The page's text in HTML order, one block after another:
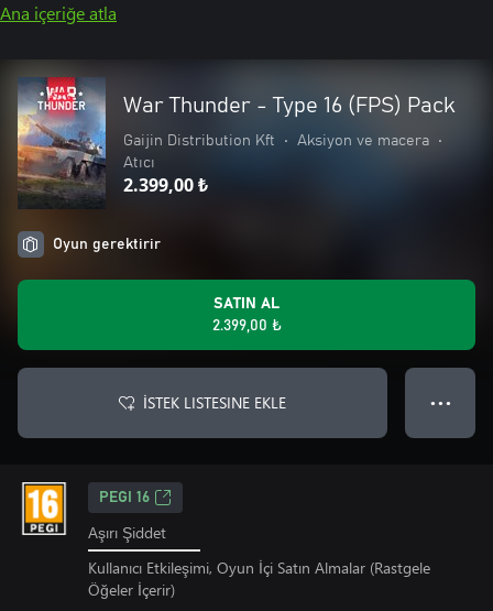
Ana içeriğe atla
War Thunder - Type 16 (FPS) Pack
Gaijin Distribution Kft • Aksiyon ve macera
•
Atıcı
2.399,00 ₺
Oyun gerektirir
SATIN AL
2.399,00 ₺
İSTEK LISTESINE EKLE ● ● ●
PEGI 16
Aşırı Şiddet
Kullanıcı Etkileşimi, Oyun İçi Satın Almalar (Rastgele
Öğeler İçerir)